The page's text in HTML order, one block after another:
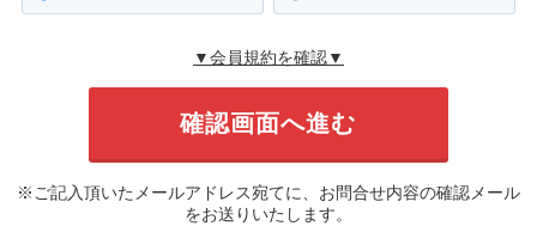
▼会員規約を確認▼
※ご記入頂いたメールアドレス宛てに、お問合せ内容の確認メール
をお送りいたします。